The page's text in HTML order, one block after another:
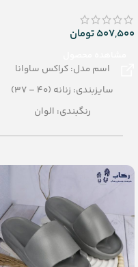
507,500تومان
اسم مدل: کراکس ساوانا
سایزبندی: زنانه (40 – 37)
رنگبندی: الوان
تعداد در کارتن: 12 جفت